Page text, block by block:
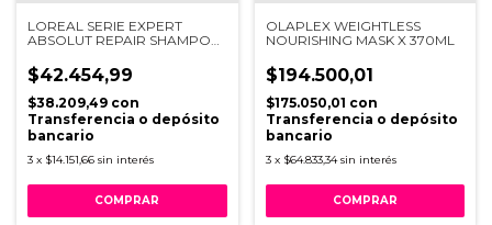
LOREAL SERIE EXPERT
ABSOLUT REPAIR SHAMPOO
$42.454,99
$38.209,49 con
Transferencia o depósito
bancario
3 x $14.151,66 sin interés
OLAPLEX WEIGHTLESS
NOURISHING MASK X 370ML
$194.500,01
$175.050,01 con
Transferencia o depósito
bancario
3 x $64.833,34 sin interés